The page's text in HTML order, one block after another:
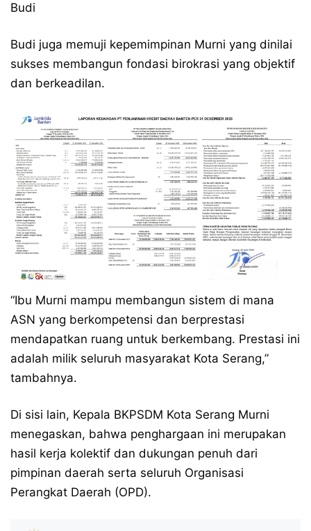
Budi
Budi juga memuji kepemimpinan Murni yang dinilai
sukses membangun fondasi birokrasi yang objektif
dan berkeadilan.
“Ibu Murni mampu membangun sistem di mana
ASN yang berkompetensi dan berprestasi
mendapatkan ruang untuk berkembang. Prestasi ini
adalah milik seluruh masyarakat Kota Serang,”
tambahnya.
Di sisi lain, Kepala BKPSDM Kota Serang Murni
menegaskan, bahwa penghargaan ini merupakan
hasil kerja kolektif dan dukungan penuh dari
pimpinan daerah serta seluruh Organisasi
Perangkat Daerah (OPD).